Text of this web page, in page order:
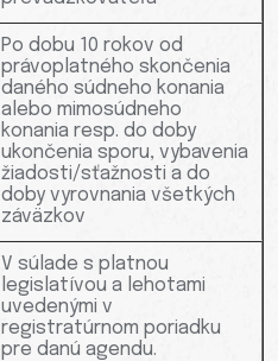
Po dobu 10 rokov od
právoplatného skončenia
daného súdneho konania
alebo mimosúdneho
konania resp. do doby
ukončenia sporu, vybavenia
žiadosti/sťažnosti a do
doby vyrovnania všetkých
záväzkov
V súlade s platnou
legislatívou a lehotami
uvedenými v
registratúrnom poriadku
pre danú agendu.